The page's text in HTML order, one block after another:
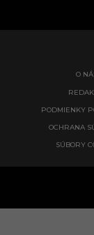
O
PODMIENKY
OCHRANA
SÚBORY